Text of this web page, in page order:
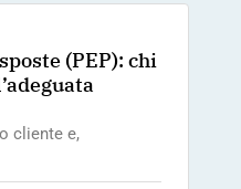
(PEP): chi
cliente e,